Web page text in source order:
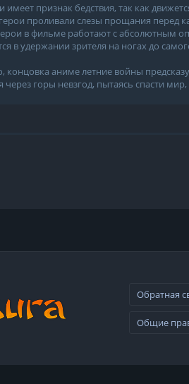
имеет признак бедствия, так как
проливали слезы прощания перед
в фильме работают с абсолютным
в удержании зрителя на ногах до
концовка аниме летние войны
через горы невзгод, пытаясь спасти
Обратная
Общие